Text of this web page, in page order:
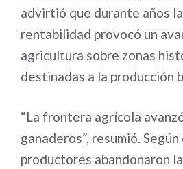
advirtió que durante años
rentabilidad provocó un
agricultura sobre zonas
destinadas a la producción
“La frontera agrícola
ganaderos”, resumió.
productores abandonaron